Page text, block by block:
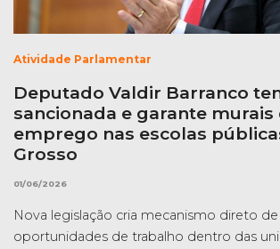
Atividade Parlamentar
Deputado Valdir Barranco
sancionada e garante murais
emprego nas escolas
Grosso
01/06/2026
Nova legislação cria mecanismo direto de
oportunidades de trabalho dentro das